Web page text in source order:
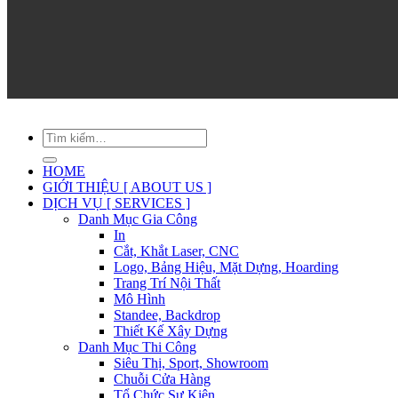
HOME
GIỚI THIỆU [ ABOUT US ]
DỊCH VỤ [ SERVICES ]
Danh Mục Gia Công
In
Cắt, Khắt Laser, CNC
Logo, Bảng Hiệu, Mặt Dựng, Hoarding
Trang Trí Nội Thất
Mô Hình
Standee, Backdrop
Thiết Kế Xây Dựng
Danh Mục Thi Công
Siêu Thị, Sport, Showroom
Chuỗi Cửa Hàng
Tổ Chức Sự Kiện